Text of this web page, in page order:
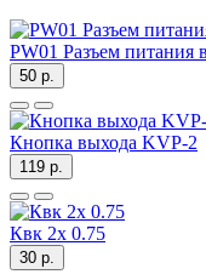
PW01 Разъем питания
50 р.
Кнопка выхода KVP-2
119 р.
Квк 2х 0.75
30 р.